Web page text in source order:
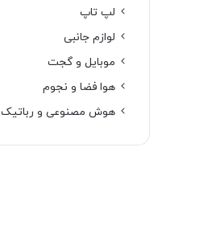
لپ تاپ
لوازم جانبی
موبایل و گجت
هوا فضا و نجوم
هوش مصنوعی و رباتیک